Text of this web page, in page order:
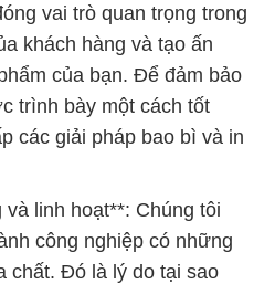
vai trò quan trọng trong
khách hàng và tạo ấn
của bạn. Để đảm bảo
trình bày một cách tốt
các giải pháp bao bì và in
linh hoạt**: Chúng tôi
công nghiệp có những
chất. Đó là lý do tại sao